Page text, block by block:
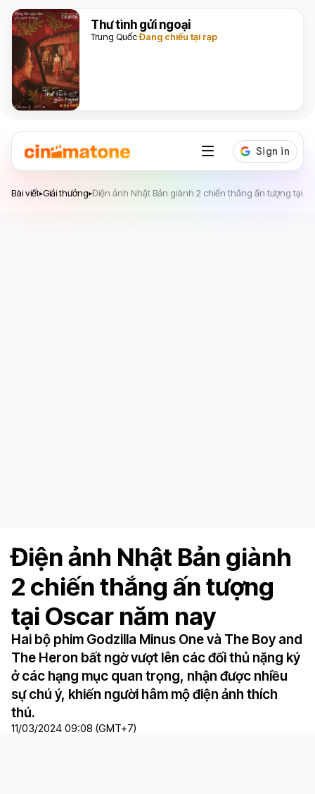
Thư tình gửi ngoại
Trung QuốcĐang chiếu tại rạp
Bài viết▸Giải thưởng▸Điện ảnh Nhật Bản giành 2 chiến thắng ấn tượng tại
Điện ảnh Nhật Bản giành
2 chiến thắng ấn tượng
tại Oscar năm nay
Hai bộ phim Godzilla Minus One và The Boy and
The Heron bất ngờ vượt lên các đối thủ nặng ký
ở các hạng mục quan trọng, nhận được nhiều
sự chú ý, khiến người hâm mộ điện ảnh thích
thú.
11/03/2024 09:08 (GMT+7)